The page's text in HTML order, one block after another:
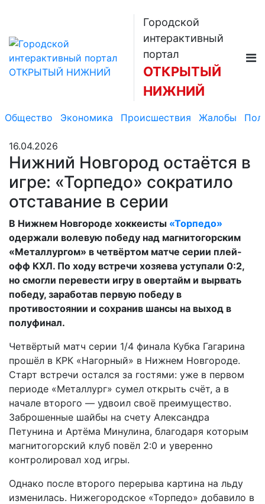
Городской
интерактивный
портал
ОТКРЫТЫЙ
НИЖНИЙ
Общество Экономика Происшествия Жалобы
16.04.2026
Нижний Новгород остаётся в
игре: «Торпедо» сократило
отставание в серии
В Нижнем Новгороде хоккеисты «Торпедо»
одержали волевую победу над магнитогорским
«Металлургом» в четвёртом матче серии плей-
офф КХЛ. По ходу встречи хозяева уступали 0:2,
но смогли перевести игру в овертайм и вырвать
победу, заработав первую победу в
противостоянии и сохранив шансы на выход в
полуфинал.
Четвёртый матч серии 1/4 финала Кубка Гагарина
прошёл в КРК «Нагорный» в Нижнем Новгороде.
Старт встречи остался за гостями: уже в первом
периоде «Металлург» сумел открыть счёт, а в
начале второго — удвоил своё преимущество.
Заброшенные шайбы на счету Александра
Петунина и Артёма Минулина, благодаря которым
магнитогорский клуб повёл 2:0 и уверенно
контролировал ход игры.
Однако после второго перерыва картина на льду
изменилась. Нижегородское «Торпедо» добавило в